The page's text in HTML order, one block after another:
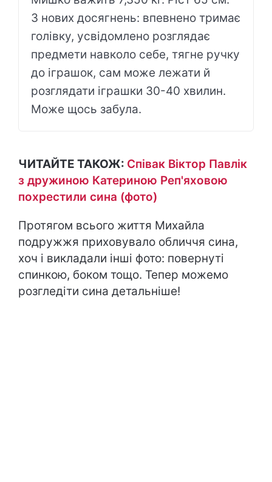
З нових досягнень: впевнено тримає
голівку, усвідомлено розглядає
предмети навколо себе, тягне ручку
до іграшок, сам може лежати й
розглядати іграшки 30-40 хвилин.
Може щось забула.
ЧИТАЙТЕ ТАКОЖ: Співак Віктор Павлік
з дружиною Катериною Реп'яховою
похрестили сина (фото)
Протягом всього життя Михайла
подружжя приховувало обличчя сина,
хоч і викладали інші фото: повернуті
спинкою, боком тощо. Тепер можемо
розгледіти сина детальніше!